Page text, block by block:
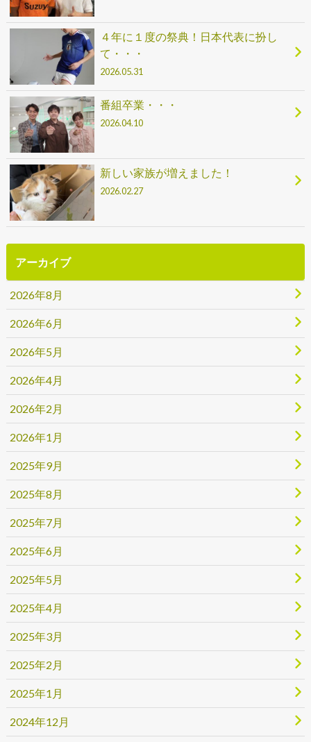
４年に１度の祭典！日本代表に扮し
て・・・
2026.05.31
番組卒業・・・
2026.04.10
新しい家族が増えました！
2026.02.27
アーカイブ
2026年8月
2026年6月
2026年5月
2026年4月
2026年2月
2026年1月
2025年9月
2025年8月
2025年7月
2025年6月
2025年5月
2025年4月
2025年3月
2025年2月
2025年1月
2024年12月